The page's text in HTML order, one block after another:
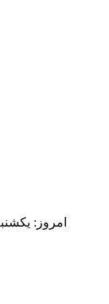
امروز: یکشنبه 18 مرداد